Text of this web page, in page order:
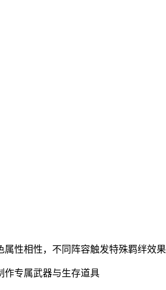
性相性，不同阵容触发特殊羁绊效果
作专属武器与生存道具